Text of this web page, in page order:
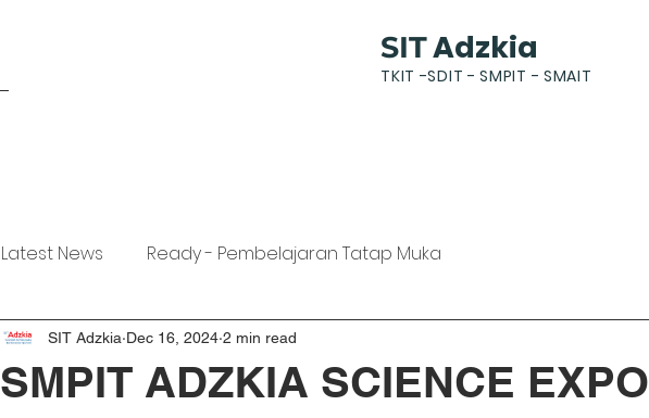
SITAdzkia
TKIT -SDIT - SMPIT - SMAIT
Latest News Ready - Pembelajaran Tatap Muka
SMPIT ADZKIA SCIENCE EXPO
SIT Adzkia Dec 16, 2024 2 min read